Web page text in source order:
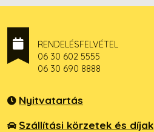
RENDELÉSFELVÉTEL
06 30 602 5555
06 30 690 8888
Nyitvatartás
Szállítási körzetek és díjak